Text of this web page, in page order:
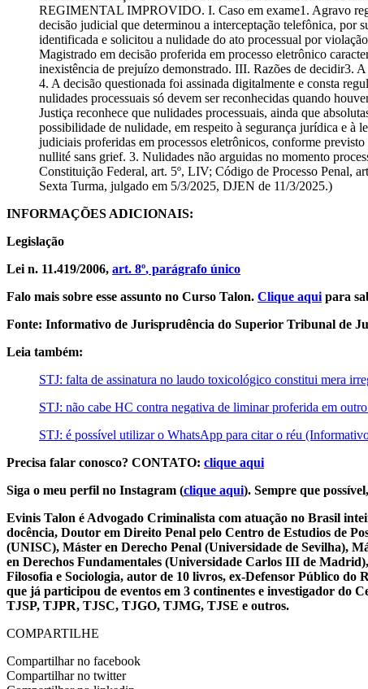
REGIMENTAL IMPROVIDO. I. Caso em exame1. Agravo
decisão judicial que determinou a interceptação telefônica, por
identificada e solicitou a nulidade do ato processual por
Magistrado em decisão proferida em processo eletrônico
inexistência de prejuízo demonstrado. III. Razões de decidir3.
4. A decisão questionada foi assinada digitalmente e consta
nulidades processuais só devem ser reconhecidas quando
Justiça reconhece que nulidades processuais, ainda que
possibilidade de nulidade, em respeito à segurança jurídica e
judiciais proferidas em processos eletrônicos, conforme
nullité sans grief. 3. Nulidades não arguidas no momento
Constituição Federal, art. 5º, LIV; Código de Processo Penal,
Sexta Turma, julgado em 5/3/2025, DJEN de 11/3/2025.)
INFORMAÇÕES ADICIONAIS:
Legislação
Lei n. 11.419/2006, art. 8º, parágrafo único
Falo mais sobre esse assunto no Curso Talon. Clique aquipara
Fonte: Informativo de Jurisprudência do Superior Tribunal de
Leia também:
STJ: falta de assinatura no laudo toxicológico constitui mera
STJ: não cabe HC contra negativa de liminar proferida em
STJ: é possível utilizar o WhatsApp para citar o réu
Precisa falar conosco? CONTATO: clique aqui
Siga o meu perfil no Instagram (clique aqui). Sempre que
Evinis Talon é Advogado Criminalista com atuação no Brasil
docência, Doutor em Direito Penal pelo Centro de Estudios de
(UNISC), Máster en Derecho Penal (Universidade de Sevilha),
en Derechos Fundamentales (Universidade Carlos III de
Filosofia e Sociologia, autor de 10 livros, ex-Defensor Público do
que já participou de eventos em 3 continentes e investigador do
TJSP, TJPR, TJSC, TJGO, TJMG, TJSE e outros.
COMPARTILHE
Compartilhar no facebook
Compartilhar no twitter